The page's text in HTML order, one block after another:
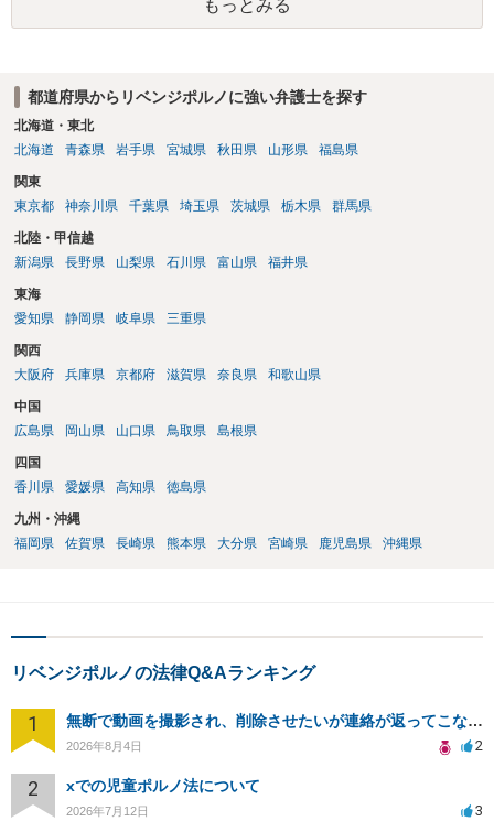
もっとみる
都道府県からリベンジポルノに強い弁護士を探す
北海道・東北
北海道
青森県 岩手県 宮城県 秋田県 山形県 福島県
関東
東京都
神奈川県 千葉県 埼玉県 茨城県 栃木県 群馬県
北陸・甲信越
新潟県
長野県 山梨県 石川県 富山県 福井県
東海
愛知県
静岡県 岐阜県 三重県
関西
大阪府
兵庫県 京都府 滋賀県 奈良県 和歌山県
中国
広島県
岡山県 山口県 鳥取県 島根県
四国
香川県
愛媛県 高知県 徳島県
九州・沖縄
福岡県
佐賀県 長崎県 熊本県 大分県 宮崎県 鹿児島県 沖縄県
リベンジポルノの法律Q&Aランキング
1 無断で動画を撮影され、削除させたいが連絡が返ってこない。
2026年8月4日 2
2 xでの児童ポルノ法について
2026年7月12日 3